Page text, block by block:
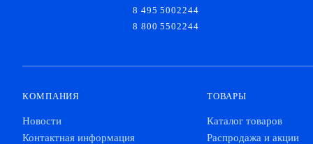
8 495 5002244
8 800 5502244
КОМПАНИЯ
Новости
Контактная информация
ТОВАРЫ
Каталог товаров
Распродажа и акции